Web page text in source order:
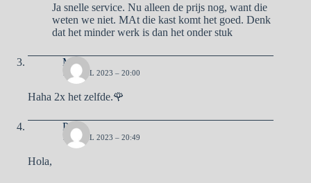
Ja snelle service. Nu alleen de prijs nog, want die
weten we niet. MAt die kast komt het goed. Denk
dat het minder werk is dan het onder stuk
Ma
13 APRIL 2023 – 20:00
Haha 2x het zelfde.🌹
Pa
13 APRIL 2023 – 20:49
Hola,